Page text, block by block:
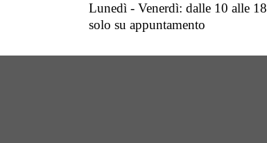
Lunedì - Venerdì: dalle 10 alle 18
solo su appuntamento